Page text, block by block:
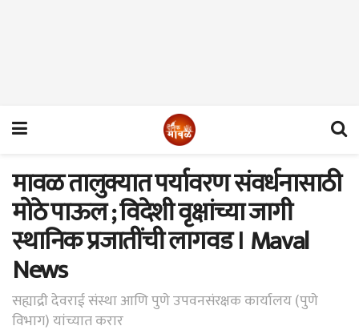
मावळ तालुक्यात पर्यावरण संवर्धनासाठी
मोठे पाऊल ; विदेशी वृक्षांच्या जागी
स्थानिक प्रजातींची लागवड । Maval
News
सह्याद्री देवराई संस्था आणि पुणे उपवनसंरक्षक कार्यालय (पुणे
विभाग) यांच्यात करार